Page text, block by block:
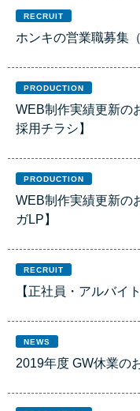
RECRUIT
ホンキの営業職募集
PRODUCTION
WEB制作実績更新の
採用チラシ】
PRODUCTION
WEB制作実績更新の
ガLP】
RECRUIT
【正社員・アルバイ
NEWS
2019年度 GW休業の